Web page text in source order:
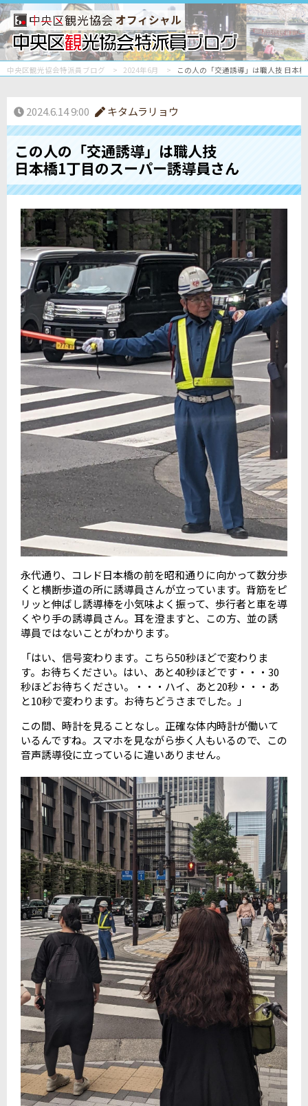
オフィシャル
中央区観光協会特派員ブログ 2024年6月 この人の「交通誘導」は職人技 日本
2024.6.14 9:00 キタムラリョウ
この人の「交通誘導」は職人技
日本橋1丁目のスーパー誘導員さん
永代通り、コレド日本橋の前を昭和通りに向かって数分歩
くと横断歩道の所に誘導員さんが立っています。背筋をピ
リッと伸ばし誘導棒を小気味よく振って、歩行者と車を導
くやり手の誘導員さん。耳を澄ますと、この方、並の誘
導員ではないことがわかります。
「はい、信号変わります。こちら50秒ほどで変わりま
す。お待ちください。はい、あと40秒ほどです・・・30
秒ほどお待ちください。・・・ハイ、あと20秒・・・あ
と10秒で変わります。お待ちどうさまでした。」
この間、時計を見ることなし。正確な体内時計が働いて
いるんですね。スマホを見ながら歩く人もいるので、この
音声誘導役に立っているに違いありません。